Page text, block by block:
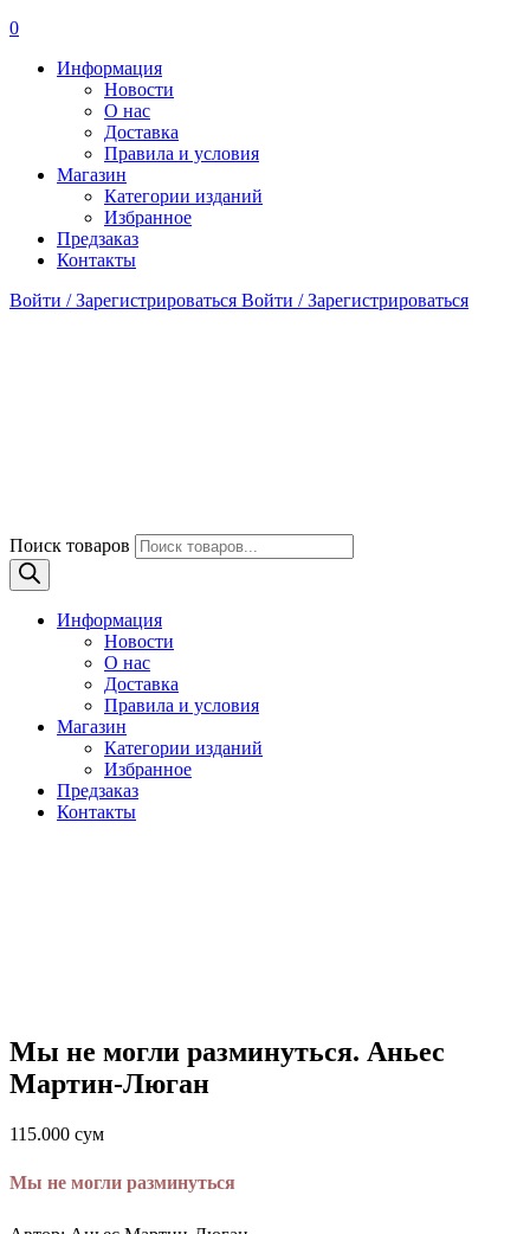
0
Информация
Новости
О нас
Доставка
Правила и условия
Магазин
Категории изданий
Избранное
Предзаказ
Контакты
Войти / Зарегистрироваться Войти / Зарегистрироваться
Поиск товаров
Информация
Новости
О нас
Доставка
Правила и условия
Магазин
Категории изданий
Избранное
Предзаказ
Контакты
Мы не могли разминуться. Аньес
Мартин-Люган
115.000 сум
Мы не могли разминуться